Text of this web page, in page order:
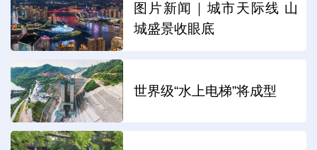
图片新闻｜城市天际线 山
城盛景收眼底
世界级“水上电梯”将成型